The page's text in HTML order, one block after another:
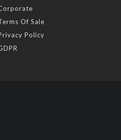
Of Sale
Policy